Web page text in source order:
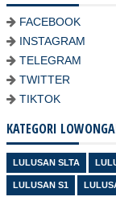
FACEBOOK
INSTAGRAM
TELEGRAM
TWITTER
TIKTOK
KATEGORI
LULUSAN SLTA
LULUSAN S1